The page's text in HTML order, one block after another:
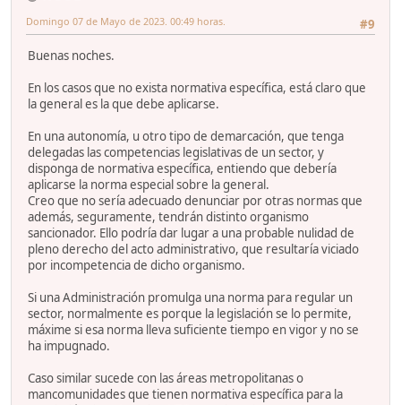
#9
Domingo 07 de Mayo de 2023. 00:49 horas.
Buenas noches.
En los casos que no exista normativa específica, está claro que
la general es la que debe aplicarse.
En una autonomía, u otro tipo de demarcación, que tenga
delegadas las competencias legislativas de un sector, y
disponga de normativa específica, entiendo que debería
aplicarse la norma especial sobre la general.
Creo que no sería adecuado denunciar por otras normas que
además, seguramente, tendrán distinto organismo
sancionador. Ello podría dar lugar a una probable nulidad de
pleno derecho del acto administrativo, que resultaría viciado
por incompetencia de dicho organismo.
Si una Administración promulga una norma para regular un
sector, normalmente es porque la legislación se lo permite,
máxime si esa norma lleva suficiente tiempo en vigor y no se
ha impugnado.
Caso similar sucede con las áreas metropolitanas o
mancomunidades que tienen normativa específica para la